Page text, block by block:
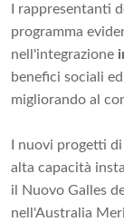
I rappresentanti
programma
nell'integrazione
benefici sociali
migliorando al
I nuovi progetti
alta capacità
il Nuovo Galles
nell'Australia